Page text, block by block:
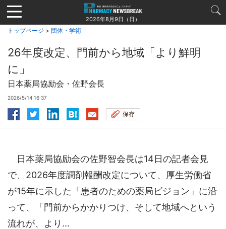
Jump
to
navigation
2026年8月9日（日）
トップページ > 団体・学術
26年度改定、門前から地域「より鮮明
に」
日本薬局協励会・佐野会長
2026/5/14 16:37
保存
日本薬局協励会の佐野智会長は14日の記者会見
で、2026年度調剤報酬改定について、厚生労働省
が15年に示した「患者のための薬局ビジョン」に沿
って、「門前からかかりつけ、そして地域へという
流れが、より...